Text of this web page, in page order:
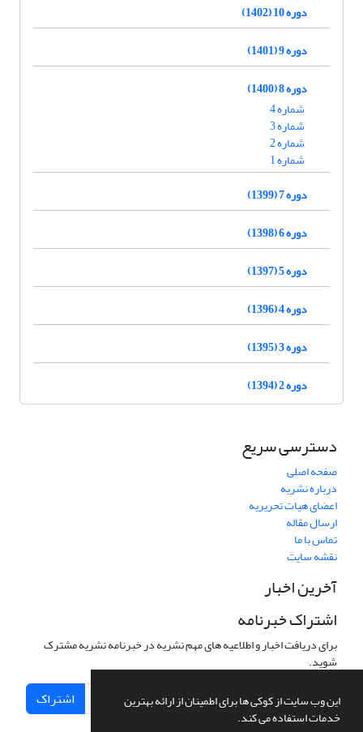
این وب سایت از کوکی ها برای اطمینان از ارائه بهترین
خدمات استفاده می کند.
دوره 10 (1402)
دوره 9 (1401)
دوره 8 (1400)
شماره 4
شماره 3
شماره 2
شماره 1
دوره 7 (1399)
دوره 6 (1398)
دوره 5 (1397)
دوره 4 (1396)
دوره 3 (1395)
دوره 2 (1394)
دسترسی سریع
صفحه اصلی
درباره نشریه
اعضای هیات تحریریه
ارسال مقاله
تماس با ما
نقشه سایت
آخرین اخبار
اشتراک خبرنامه
برای دریافت اخبار و اطلاعیه های مهم نشریه در خبرنامه نشریه مشترک
شوید.
اشتراک